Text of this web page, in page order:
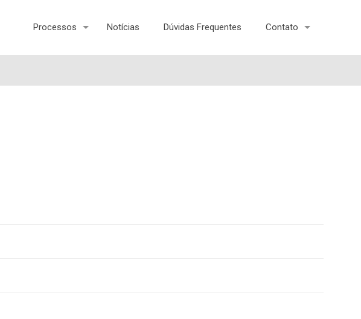
Processos Notícias Dúvidas Frequentes Contato